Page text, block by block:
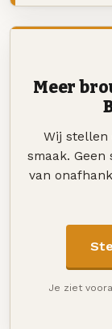
Meer
Wij stellen
smaak.
van
Je ziet